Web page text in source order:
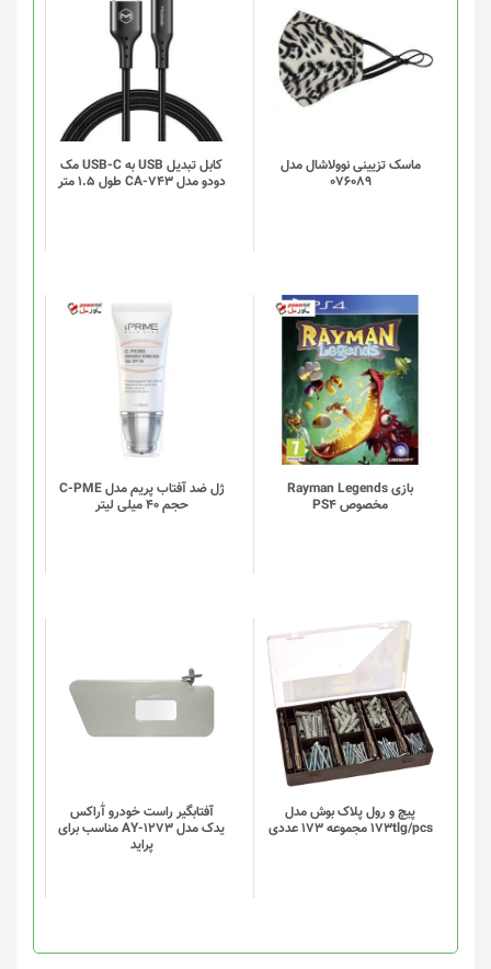
ماسک تزیینی نوولاشال مدل
076089
کابل تبدیل USB به USB-C مک
دودو مدل CA-743 طول 1.5 متر
بازی Rayman Legends
مخصوص PS4
ژل ضد آفتاب پریم مدل C-PME
حجم 40 میلی لیتر
پیچ و رول پلاک بوش مدل
173tlg/pcs مجموعه 173 عددی
محصول
دارای
انواع
مختلفی
می
باشد.
گزینه
ها
محصول
آفتابگیر راست خودرو آٰراکس
یدک مدل AY-1273 مناسب برای
پراید
محصول
دارای
انواع
مختلفی
گزینه
ها
محصول